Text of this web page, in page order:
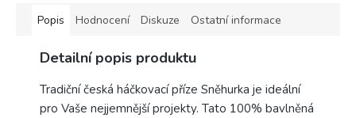
Popis Hodnocení Diskuze Ostatní informace
Detailní popis produktu
Tradiční česká háčkovací příze Sněhurka je ideální
pro Vaše nejjemnější projekty. Tato 100% bavlněná